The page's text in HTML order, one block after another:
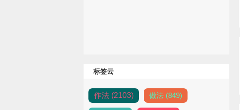
标签云
作法 (2103) 做法 (849)